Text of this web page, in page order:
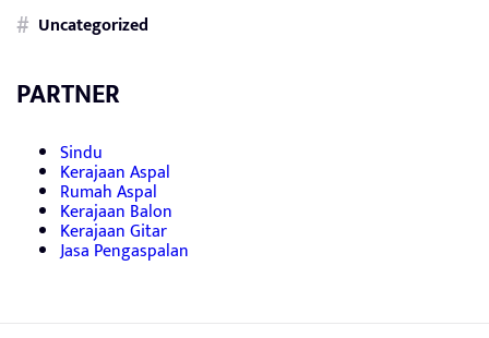
Uncategorized
PARTNER
Sindu
Kerajaan Aspal
Rumah Aspal
Kerajaan Balon
Kerajaan Gitar
Jasa Pengaspalan